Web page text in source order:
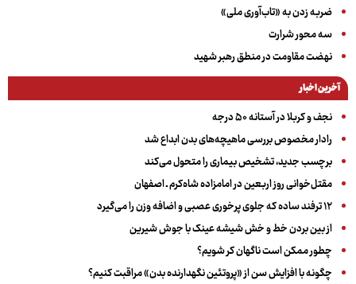
ضربه زدن به «تاب‌آوری ملی»
سه‌ محور شرارت
نهضت مقاومت در منطق رهبر شهید
آخرین اخبار
نجف و کربلا در آستانه ۵۰ درجه
رادار مخصوص بررسی ماهیچه‌های بدن ابداع شد
برچسب جدید، تشخیص بیماری را متحول می‌کند
مقتل‌خوانی روز اربعین در امامزاده شاه‌کرم ـ اصفهان
۱۲ ترفند ساده که جلوی پرخوری عصبی و اضافه ‌وزن را می‌گیرد
از بین بردن خط و خش شیشه عینک با جوش شیرین
چطور ممکن است ناگهان کر شویم؟
چگونه با افزایش سن از «پروتئین نگهدارنده بدن» مراقبت کنیم؟